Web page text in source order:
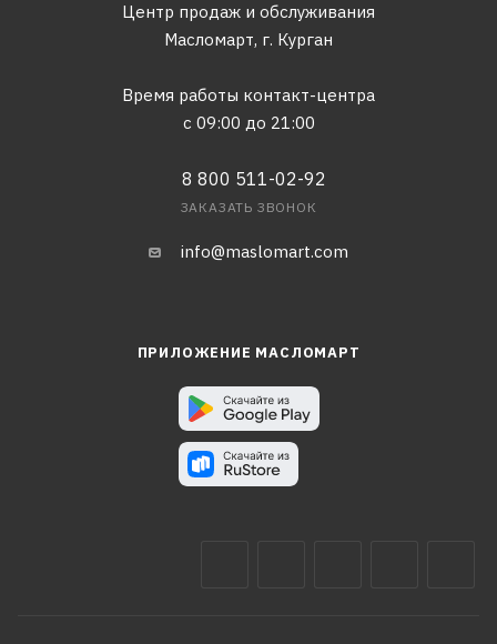
Центр продаж и обслуживания
Масломарт, г. Курган
Время работы контакт-центра
с 09:00 до 21:00
8 800 511-02-92
ЗАКАЗАТЬ ЗВОНОК
info@maslomart.com
ПРИЛОЖЕНИЕ МАСЛОМАРТ